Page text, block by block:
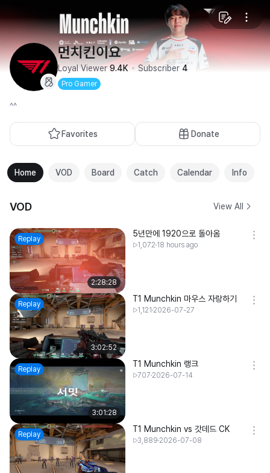
먼치킨이요
Loyal Viewer 9.4K Subscriber 4
Pro Gamer
^^
Favorites Donate
Home VOD Board Catch Calendar Info
VOD View All
Replay
2:28:28
5년만에 1920으로 돌아옴
1,072 18 hours ago
Replay
3:02:52
T1 Munchkin 마우스 자랑하기
1,121 2026-07-27
Replay
3:01:28
T1 Munchkin 랭크
707 2026-07-14
Replay
T1 Munchkin vs 갓데드 CK
3,889 2026-07-08